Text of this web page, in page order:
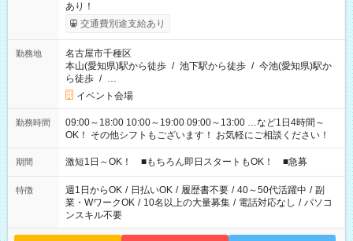
あり！
交通費別途支給あり
勤務地
名古屋市千種区
本山(愛知県)駅から徒歩 / 池下駅から徒歩 / 今池(愛知県)駅か
ら徒歩 / …
イベント会場
勤務時間
09:00～18:00 10:00～19:00 09:00～13:00 …など1日4時間～
OK！ その他シフトもございます！ お気軽にご相談ください！
期間 激短1日～OK！ ■もちろん即日スタートもOK！ ■急募
特徴 週1日からOK / 日払いOK / 履歴書不要 / 40～50代活躍中 / 副
業・WワークOK / 10名以上の大量募集 / 電話対応なし / パソコ
ンスキル不要